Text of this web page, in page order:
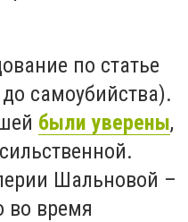
по статье
самоубийства).
были уверены,
Шальновой –
во время